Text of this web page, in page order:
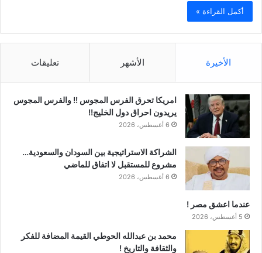
أكمل القراءة »
الأخيرة الأشهر تعليقات
امريكا تحرق الفرس المجوس !! والفرس المجوس
يريدون احراق دول الخليج!!
6 أغسطس، 2026
الشراكة الاستراتيجية بين السودان والسعودية…
مشروع للمستقبل لا اتفاق للماضي
6 أغسطس، 2026
عندما اعشق مصر !
5 أغسطس، 2026
محمد بن عبدالله الحوطي القيمة المضافة للفكر
والثقافة والتاريخ !